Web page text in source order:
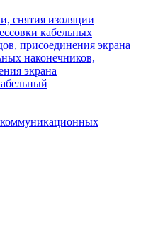
снятия изоляции
кабельных
присоединения экрана
наконечников,
экрана